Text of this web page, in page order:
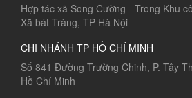
Hợp tác xã Song Cường - Trong Khu
Xã bát Tràng, TP Hà Nội
CHI NHÁNH TP HỒ CHÍ MINH
Số 841 Đường Trường Chinh, P. Tây
Hồ Chí Minh